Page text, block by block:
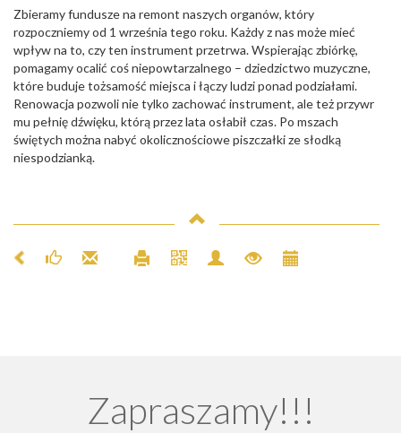
Zbieramy fundusze na remont naszych organów, który
rozpoczniemy od 1 września tego roku. Każdy z nas może mieć
wpływ na to, czy ten instrument przetrwa. Wspierając zbiórkę,
pomagamy ocalić coś niepowtarzalnego – dziedzictwo muzyczne,
które buduje tożsamość miejsca i łączy ludzi ponad podziałami.
Renowacja pozwoli nie tylko zachować instrument, ale też przywr
mu pełnię dźwięku, którą przez lata osłabił czas. Po mszach
świętych można nabyć okolicznościowe piszczałki ze słodką
niespodzianką.
Zapraszamy!!!